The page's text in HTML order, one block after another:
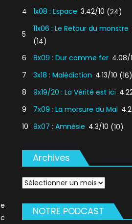
4
1x08 : Espace 3.42/10 (24)
5
11x06 : Le Retour du monstre
(14)
6
8x09 : Dur comme fer 4.08/
7
3x18 : Malédiction 4.13/10 (16)
8
9x19/20 : La Vérité est ici
9
7x09 : La morsure du Mal
10 9x07 : Amnésie 4.3/10 (10)
Archives
Archives
NOTRE PODCAST